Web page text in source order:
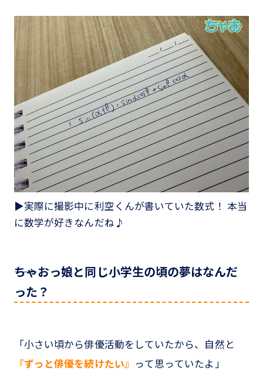
▶実際に撮影中に利空くんが書いていた数式！ 本当
に数学が好きなんだね♪
――ちゃおっ娘と同じ小学生の頃の夢はなんだ
った？
「小さい頃から俳優活動をしていたから、自然と
『ずっと俳優を続けたい』 って思っていたよ」